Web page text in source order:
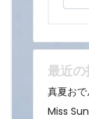
最近の
真夏お
Miss